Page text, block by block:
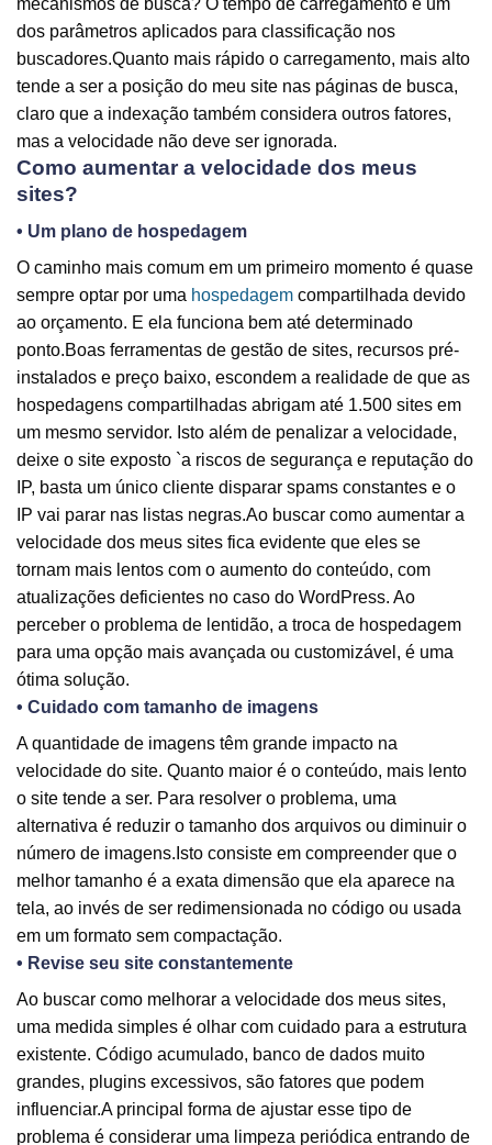
dos parâmetros aplicados para classificação nos
buscadores.Quanto mais rápido o carregamento, mais alto
tende a ser a posição do meu site nas páginas de busca,
claro que a indexação também considera outros fatores,
mas a velocidade não deve ser ignorada.
Como aumentar a velocidade dos meus
sites?
• Um plano de hospedagem
O caminho mais comum em um primeiro momento é quase
sempre optar por uma hospedagem compartilhada devido
ao orçamento. E ela funciona bem até determinado
ponto.Boas ferramentas de gestão de sites, recursos pré-
instalados e preço baixo, escondem a realidade de que as
hospedagens compartilhadas abrigam até 1.500 sites em
um mesmo servidor. Isto além de penalizar a velocidade,
deixe o site exposto `a riscos de segurança e reputação do
IP, basta um único cliente disparar spams constantes e o
IP vai parar nas listas negras.Ao buscar como aumentar a
velocidade dos meus sites fica evidente que eles se
tornam mais lentos com o aumento do conteúdo, com
atualizações deficientes no caso do WordPress. Ao
perceber o problema de lentidão, a troca de hospedagem
para uma opção mais avançada ou customizável, é uma
ótima solução.
• Cuidado com tamanho de imagens
A quantidade de imagens têm grande impacto na
velocidade do site. Quanto maior é o conteúdo, mais lento
o site tende a ser. Para resolver o problema, uma
alternativa é reduzir o tamanho dos arquivos ou diminuir o
número de imagens.Isto consiste em compreender que o
melhor tamanho é a exata dimensão que ela aparece na
tela, ao invés de ser redimensionada no código ou usada
em um formato sem compactação.
• Revise seu site constantemente
Ao buscar como melhorar a velocidade dos meus sites,
uma medida simples é olhar com cuidado para a estrutura
existente. Código acumulado, banco de dados muito
grandes, plugins excessivos, são fatores que podem
influenciar.A principal forma de ajustar esse tipo de
problema é considerar uma limpeza periódica entrando de